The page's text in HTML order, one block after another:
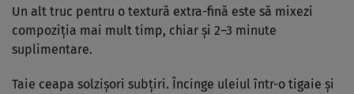
Un alt truc pentru o textură extra-fină este să mixezi
compoziția mai mult timp, chiar și 2–3 minute
suplimentare.
Taie ceapa solzișori subțiri. Încinge uleiul într-o tigaie și